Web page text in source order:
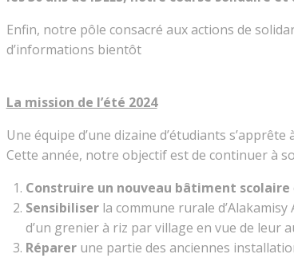
Enfin, notre pôle consacré aux actions de
d’informations bientôt
La mission de l’été 2024
Une équipe d’une dizaine d’étudiants
Cette année, notre objectif est de continuer à
Construire un nouveau bâtiment scolaire
Sensibiliserla commune rurale d’Alakamisy
d’un grenier à riz par village en vue de leur
Réparerune partie des anciennes